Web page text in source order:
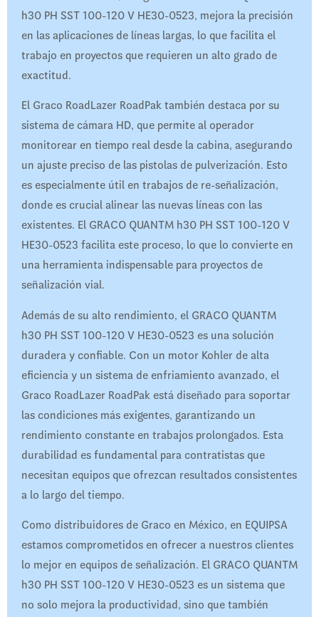
h30 PH SST 100-120 V HE30-0523, mejora la precisión
en las aplicaciones de líneas largas, lo que facilita el
trabajo en proyectos que requieren un alto grado de
exactitud.
El Graco RoadLazer RoadPak también destaca por su
sistema de cámara HD, que permite al operador
monitorear en tiempo real desde la cabina, asegurando
un ajuste preciso de las pistolas de pulverización. Esto
es especialmente útil en trabajos de re-señalización,
donde es crucial alinear las nuevas líneas con las
existentes. El GRACO QUANTM h30 PH SST 100-120 V
HE30-0523 facilita este proceso, lo que lo convierte en
una herramienta indispensable para proyectos de
señalización vial.
Además de su alto rendimiento, el GRACO QUANTM
h30 PH SST 100-120 V HE30-0523 es una solución
duradera y confiable. Con un motor Kohler de alta
eficiencia y un sistema de enfriamiento avanzado, el
Graco RoadLazer RoadPak está diseñado para soportar
las condiciones más exigentes, garantizando un
rendimiento constante en trabajos prolongados. Esta
durabilidad es fundamental para contratistas que
necesitan equipos que ofrezcan resultados consistentes
a lo largo del tiempo.
Como distribuidores de Graco en México, en EQUIPSA
estamos comprometidos en ofrecer a nuestros clientes
lo mejor en equipos de señalización. El GRACO QUANTM
h30 PH SST 100-120 V HE30-0523 es un sistema que
no solo mejora la productividad, sino que también